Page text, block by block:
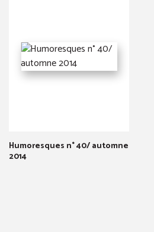
Humoresques n° 40/ automne
2014